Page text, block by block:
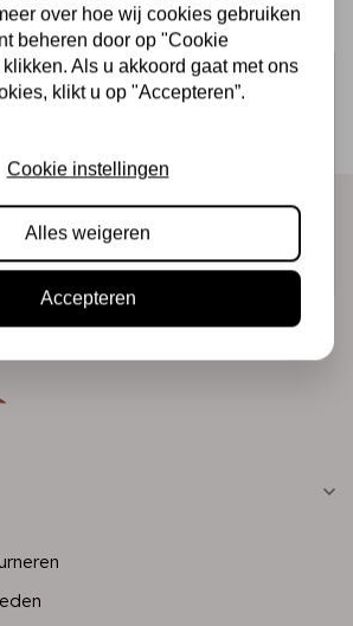
de nieuwsbrief
over hoe wij cookies gebruiken
beheren door op "Cookie
Als u akkoord gaat met ons
klikt u op "Accepteren”.
Cookie instellingen
Alles weigeren
Accepteren